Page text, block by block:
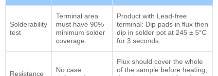
Solderability
test
Terminal area
must have 90%
minimum solder
coverage.
Product with Lead-free
terminal: Dip pads in flux then
dip in solder pot at 245 ± 5°C
for 3 seconds.
Resistance
No case
Flux should cover the whole
of the sample before heating,